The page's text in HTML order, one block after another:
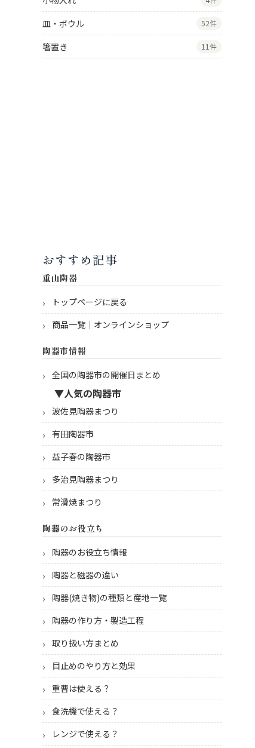
皿・ボウル 52件
箸置き 11件
おすすめ記事
重山陶器
トップページに戻る
商品一覧｜オンラインショップ
陶器市情報
全国の陶器市の開催日まとめ
▼人気の陶器市
波佐見陶器まつり
有田陶器市
益子春の陶器市
多治見陶器まつり
常滑焼まつり
陶器のお役立ち
陶器のお役立ち情報
陶器と磁器の違い
陶器(焼き物)の種類と産地一覧
陶器の作り方・製造工程
取り扱い方まとめ
目止めのやり方と効果
重曹は使える？
食洗機で使える？
レンジで使える？